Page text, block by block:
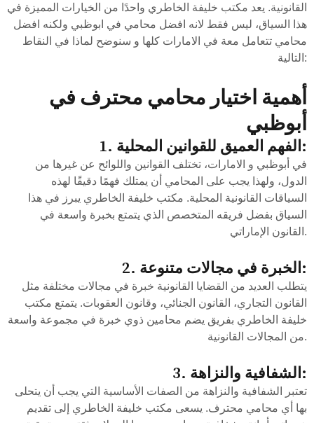
القانونية. يعد مكتب خليفة الخاطري واحدًا من الخيارات المميزة في
هذا السياق، ليس فقط لانه افضل محامي في ابوظبي ولكنه افضل
محامي تتعامل معة في الامارات كلها و سنوضح لماذا في النقاط
التالية:
أهمية اختيار محامي محترف في
أبوظبي
1. الفهم العميق للقوانين المحلية:
في أبوظبي و الامارات، تختلف القوانين واللوائح عن غيرها من
الدول، ولهذا يجب على المحامي أن يمتلك فهمًا دقيقًا لهذه
السياقات القانونية المحلية. مكتب خليفة الخاطري يبرز في هذا
السياق بفضل فريقه المتخصص الذي يتمتع بخبرة واسعة في
القانون الإماراتي.
2. الخبرة في مجالات متنوعة:
يتطلب العديد من القضايا القانونية خبرة في مجالات مختلفة مثل
القانون التجاري، القانون الجنائي، وقانون العقوبات. يتمتع مكتب
خليفة الخاطري بفريق يضم محامين ذوي خبرة في مجموعة واسعة
من المجالات القانونية.
3. الشفافية والنزاهة:
تعتبر الشفافية والنزاهة من الصفات الأساسية التي يجب أن يتحلى
بها أي محامي محترف. يسعى مكتب خليفة الخاطري إلى تقديم